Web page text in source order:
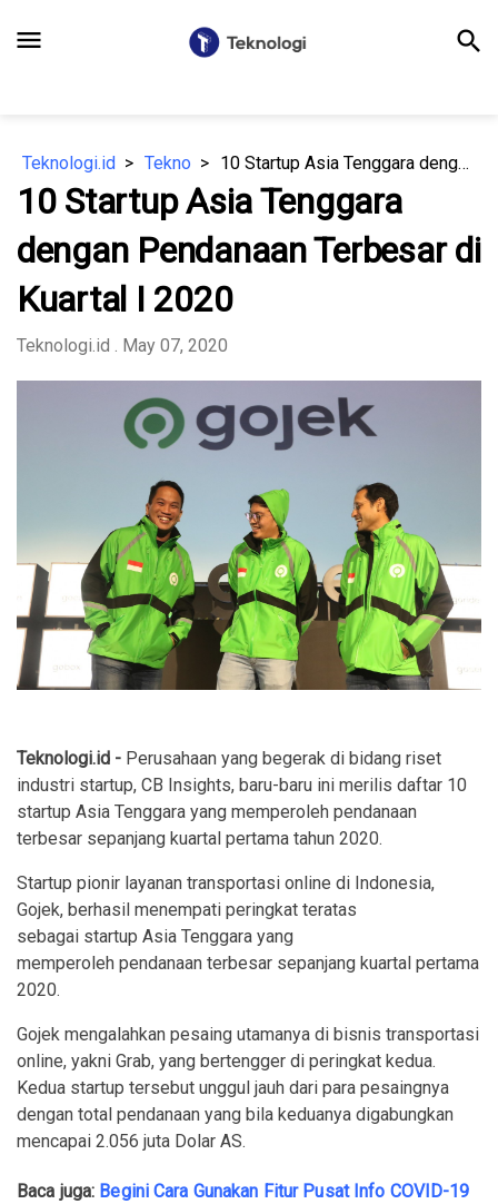
menu search
Teknologi.id Tekno 10 Startup Asia Tenggara dengan Pendanaan Terbesar di Kuartal I 2020
10 Startup Asia Tenggara
dengan Pendanaan Terbesar di
Kuartal I 2020
Teknologi.id . May 07, 2020
Teknologi.id - Perusahaan yang begerak di bidang riset
industri startup, CB Insights, baru-baru ini merilis daftar 10
startup Asia Tenggara yang memperoleh pendanaan
terbesar sepanjang kuartal pertama tahun 2020.
Startup pionir layanan transportasi online di Indonesia,
Gojek, berhasil menempati peringkat teratas
sebagai startup Asia Tenggara yang
memperoleh pendanaan terbesar sepanjang kuartal pertama
2020.
Gojek mengalahkan pesaing utamanya di bisnis transportasi
online, yakni Grab, yang bertengger di peringkat kedua.
Kedua startup tersebut unggul jauh dari para pesaingnya
dengan total pendanaan yang bila keduanya digabungkan
mencapai 2.056 juta Dolar AS.
Baca juga: Begini Cara Gunakan Fitur Pusat Info COVID-19